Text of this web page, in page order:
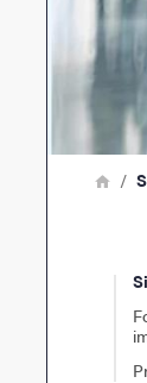
LänkstigHem